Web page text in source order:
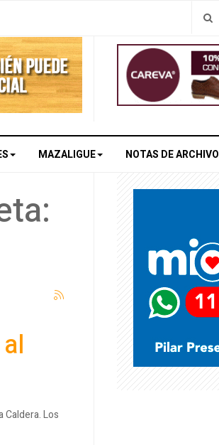
MAZALIGUE NOTAS DE ARCHIVO
Caldera. Los